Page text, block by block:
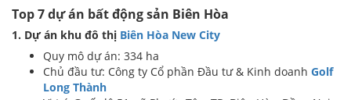
Top 7 dự án bất động sản Biên Hòa
1. Dự án khu đô thị Biên Hòa New City
Quy mô dự án: 334 ha
Chủ đầu tư: Công ty Cổ phần Đầu tư & Kinh doanh Golf
Long Thành